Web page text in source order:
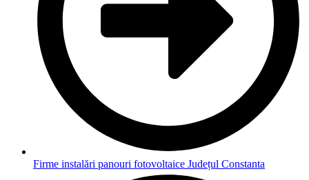
Firme instalări panouri fotovoltaice Județul Constanta